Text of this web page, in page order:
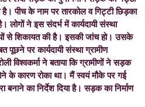
पीच के नाम पर तारकोल व गिट्टी छिड़का
ने इस संदर्भ में कार्यदायी संस्था
से शिकायत की है। इसकी जांच हो। उसके
पूछने पर कार्यदायी संस्था ग्रामीण
विश्वकर्मा ने बताया कि ग्रामीणों ने सड़क
के कारण रोका था। मैं स्वयं मौके पर गई
का निर्देश दिया है। सड़क का निर्माण